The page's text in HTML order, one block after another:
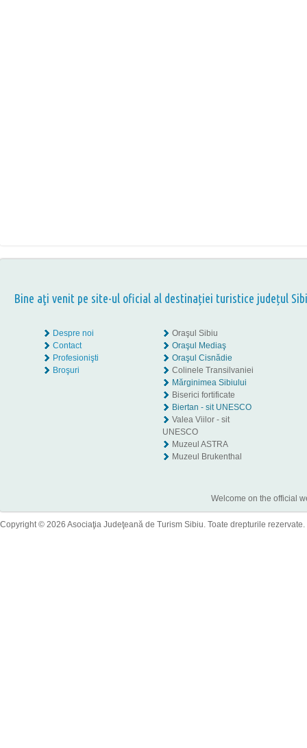
Bine aţi venit pe site-ul oficial al destinației turistice județul
Despre noi
Contact
Profesionişti
Broşuri
Oraşul Sibiu
Oraşul Mediaş
Oraşul Cisnădie
Colinele Transilvaniei
Mărginimea Sibiului
Biserici fortificate
Biertan - sit UNESCO
Valea Viilor - sit
UNESCO
Muzeul ASTRA
Muzeul Brukenthal
Welcome on the official
Copyright © 2026 Asociaţia Judeţeană de Turism Sibiu. Toate drepturile rezervate.